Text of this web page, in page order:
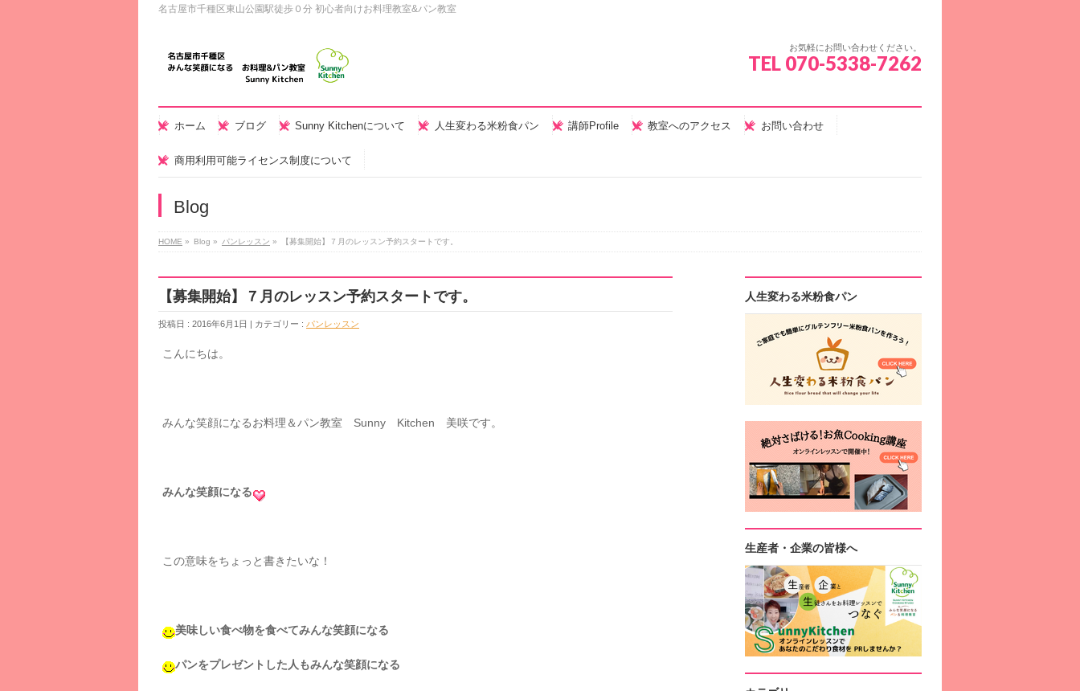
名古屋市千種区東山公園駅徒歩０分 初心者向けお料理教室&パン教室
お気軽にお問い合わせください。
TEL 070-5338-7262
ホーム ブログ Sunny Kitchenについて 人生変わる米粉食パン 講師Profile 教室へのアクセス お問い合わせ
商用利用可能ライセンス制度について
Blog
HOME » Blog » パンレッスン » 【募集開始】７月のレッスン予約スタートです。
【募集開始】７月のレッスン予約スタートです。
投稿日 : 2016年6月1日 | カテゴリー : パンレッスン
こんにちは。
みんな笑顔になるお料理＆パン教室 Sunny Kitchen 美咲です。
みんな笑顔になる
この意味をちょっと書きたいな！
美味しい食べ物を食べてみんな笑顔になる
パンをプレゼントした人もみんな笑顔になる
人生変わる米粉食パン
生産者・企業の皆様へ